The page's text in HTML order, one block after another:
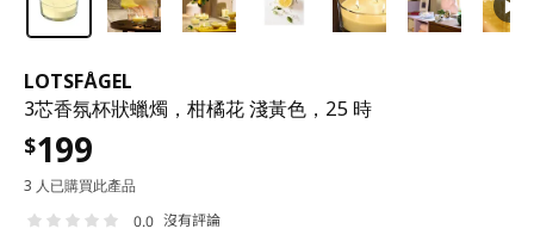
LOTSFÅGEL
3芯香氛杯狀蠟燭，柑橘花 淺黃色，25 時
$199
3 人已購買此產品
0.0 沒有評論